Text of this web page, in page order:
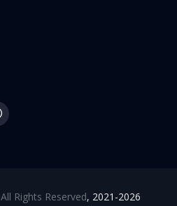
All Rights Reserved, 2021-2026